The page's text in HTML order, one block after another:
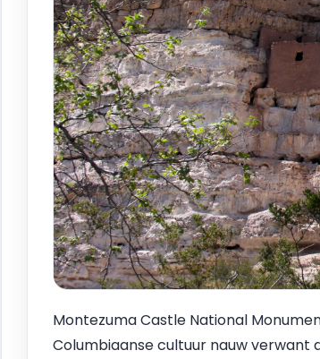
Montezuma Castle National
Columbiaanse cultuur nauw verwant